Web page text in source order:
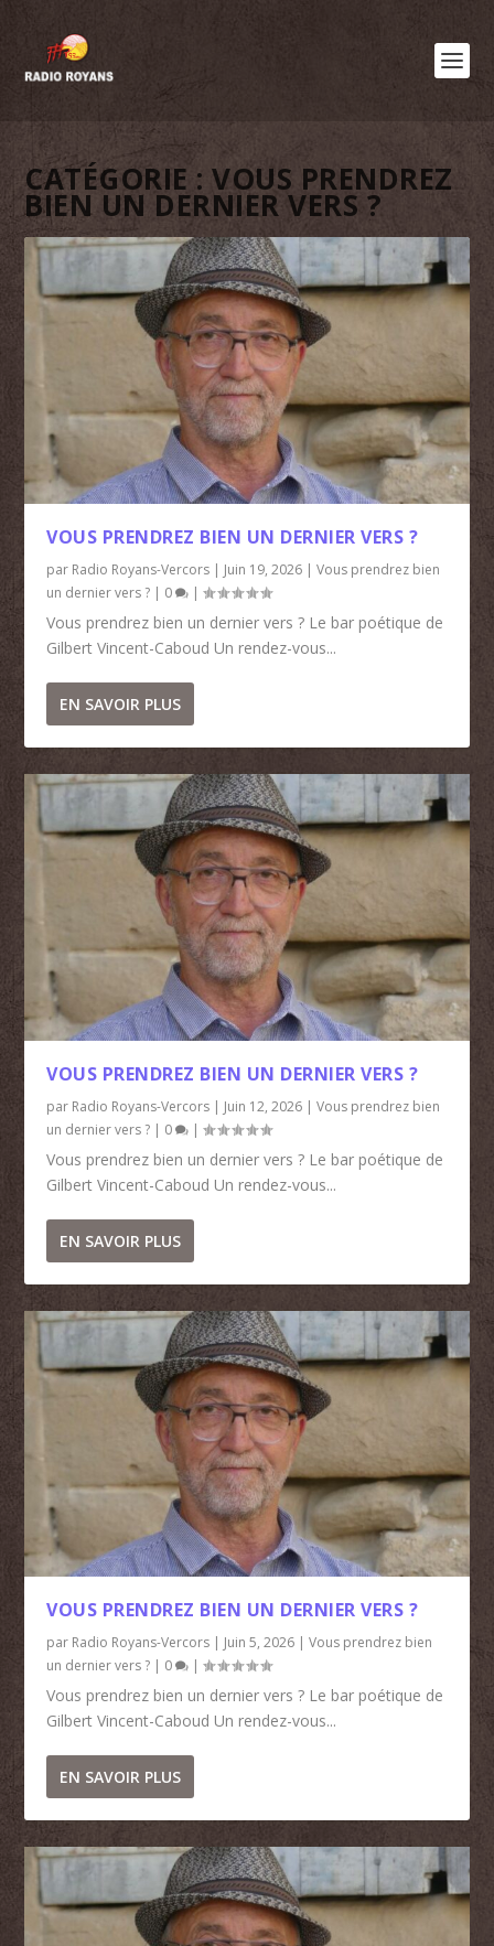
CATÉGORIE :VOUS PRENDREZ
BIEN UN DERNIER VERS ?
VOUS PRENDREZ BIEN UN DERNIER VERS ?
par Radio Royans-Vercors | Juin 19, 2026 |Vous prendrez bien
un dernier vers ? | 0 |
Vous prendrez bien un dernier vers ? Le bar poétique de
Gilbert Vincent-Caboud Un rendez-vous...
EN SAVOIR PLUS
VOUS PRENDREZ BIEN UN DERNIER VERS ?
par Radio Royans-Vercors | Juin 12, 2026 |Vous prendrez bien
un dernier vers ? | 0 |
Vous prendrez bien un dernier vers ? Le bar poétique de
Gilbert Vincent-Caboud Un rendez-vous...
EN SAVOIR PLUS
VOUS PRENDREZ BIEN UN DERNIER VERS ?
par Radio Royans-Vercors | Juin 5, 2026 |Vous prendrez bien
un dernier vers ? | 0 |
Vous prendrez bien un dernier vers ? Le bar poétique de
Gilbert Vincent-Caboud Un rendez-vous...
EN SAVOIR PLUS